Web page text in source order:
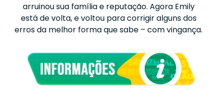
arruinou sua família e reputação. Agora Emily
está de volta, e voltou para corrigir alguns dos
erros da melhor forma que sabe – com vingança.